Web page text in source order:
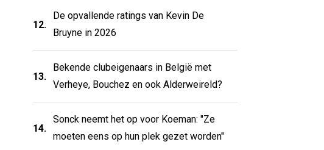
12.
De opvallende ratings van Kevin De
Bruyne in 2026
13.
Bekende clubeigenaars in België met
Verheye, Bouchez en ook Alderweireld?
14.
Sonck neemt het op voor Koeman: "Ze
moeten eens op hun plek gezet worden"